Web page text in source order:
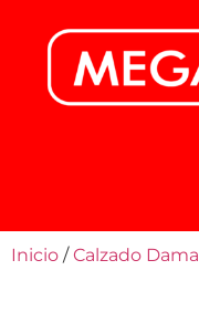
Inicio /Calzado Dama